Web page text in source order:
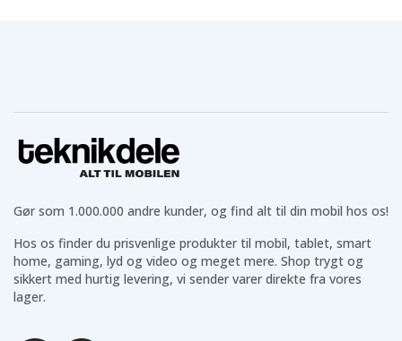
Gør som 1.000.000 andre kunder, og find alt til din mobil hos os!
Hos os finder du prisvenlige produkter til mobil, tablet, smart
home, gaming, lyd og video og meget mere. Shop trygt og
sikkert med hurtig levering, vi sender varer direkte fra vores
lager.